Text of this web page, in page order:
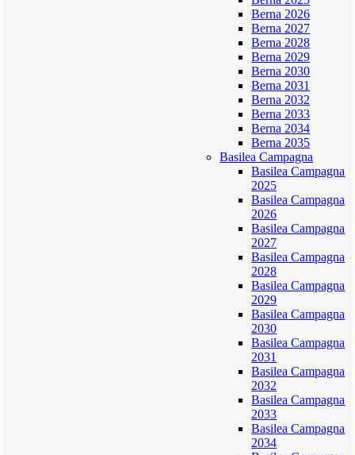
Berna 2026
Berna 2027
Berna 2028
Berna 2029
Berna 2030
Berna 2031
Berna 2032
Berna 2033
Berna 2034
Berna 2035
Basilea Campagna
Basilea Campagna
2025
Basilea Campagna
2026
Basilea Campagna
2027
Basilea Campagna
2028
Basilea Campagna
2029
Basilea Campagna
2030
Basilea Campagna
2031
Basilea Campagna
2032
Basilea Campagna
2033
Basilea Campagna
2034